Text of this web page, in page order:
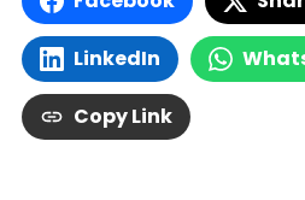
LinkedIn
Copy Link